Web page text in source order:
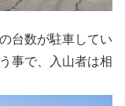
台数が駐車してい
事で、入山者は相